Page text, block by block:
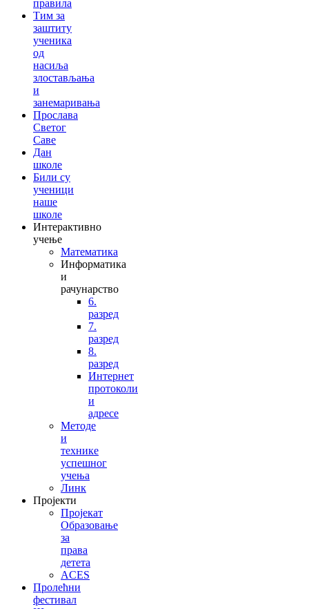
правила
Тим за
заштиту
ученика
од
насиља
злостављања
и
занемаривања
Прослава
Светог
Саве
Дан
школе
Били су
ученици
наше
школе
Интерактивно
учење
Математика
Информатика
и
рачунарство
6.
разред
7.
разред
8.
разред
Интернет
протоколи
и
адресе
Методе
и
технике
успешног
учења
Линк
Пројекти
Пројекат
Образовање
за
права
детета
ACES
Пролећни
фестивал